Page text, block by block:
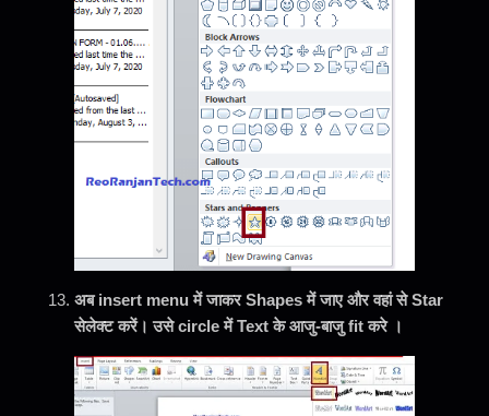
अब insert menu में जाकर Shapes में जाए और वहां से Star
सेलेक्ट करें। उसे circle में Text के आजु-बाजु fit करे ।